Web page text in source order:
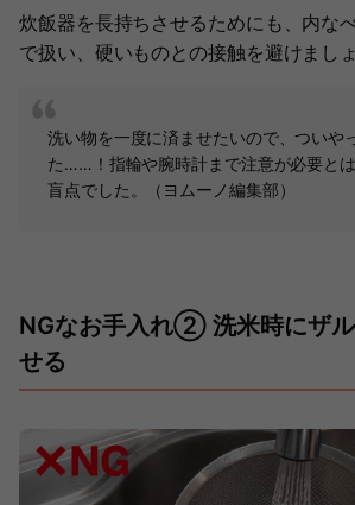
炊飯器を長持ちさせるためにも、内な
で扱い、硬いものとの接触を避けましょ
洗い物を一度に済ませたいので、ついや
た……！指輪や腕時計まで注意が必要と
盲点でした。（ヨムーノ編集部）
NGなお手入れ② 洗米時にザ
せる